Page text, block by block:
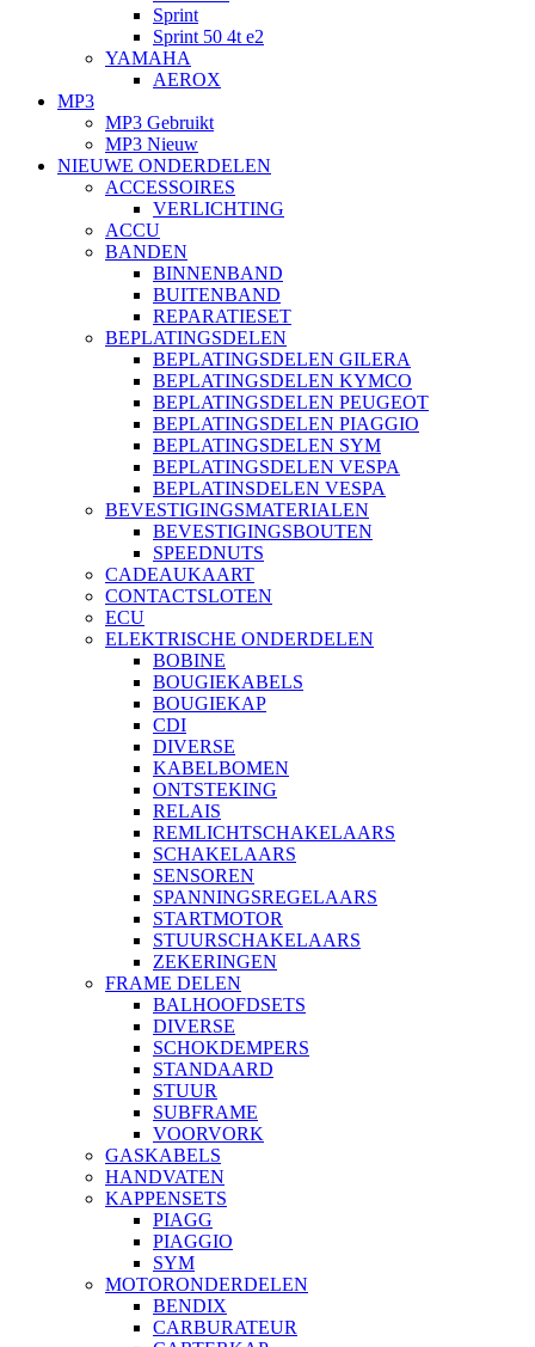
Sprint
Sprint 50 4t e2
YAMAHA
AEROX
MP3
MP3 Gebruikt
MP3 Nieuw
NIEUWE ONDERDELEN
ACCESSOIRES
VERLICHTING
ACCU
BANDEN
BINNENBAND
BUITENBAND
REPARATIESET
BEPLATINGSDELEN
BEPLATINGSDELEN GILERA
BEPLATINGSDELEN KYMCO
BEPLATINGSDELEN PEUGEOT
BEPLATINGSDELEN PIAGGIO
BEPLATINGSDELEN SYM
BEPLATINGSDELEN VESPA
BEPLATINSDELEN VESPA
BEVESTIGINGSMATERIALEN
BEVESTIGINGSBOUTEN
SPEEDNUTS
CADEAUKAART
CONTACTSLOTEN
ECU
ELEKTRISCHE ONDERDELEN
BOBINE
BOUGIEKABELS
BOUGIEKAP
CDI
DIVERSE
KABELBOMEN
ONTSTEKING
RELAIS
REMLICHTSCHAKELAARS
SCHAKELAARS
SENSOREN
SPANNINGSREGELAARS
STARTMOTOR
STUURSCHAKELAARS
ZEKERINGEN
FRAME DELEN
BALHOOFDSETS
DIVERSE
SCHOKDEMPERS
STANDAARD
STUUR
SUBFRAME
VOORVORK
GASKABELS
HANDVATEN
KAPPENSETS
PIAGG
PIAGGIO
SYM
MOTORONDERDELEN
BENDIX
CARBURATEUR